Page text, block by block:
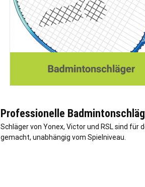
Professionelle
Schläger von Yonex, Victor und RSL sind für
gemacht, unabhängig vom Spielniveau.